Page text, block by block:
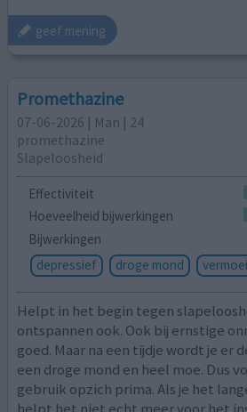
geef mening
Promethazine
07-06-2026 | Man | 24
promethazine
Slapeloosheid
Effectiviteit
Hoeveelheid bijwerkingen
Bijwerkingen
depressief
droge mond
Helpt in het begin tegen
ontspannen ook. Ook bij ernstige
goed. Maar na een tijdje wordt je er
een droge mond en heel moe. Dus
gebruik opzich prima. Als je het